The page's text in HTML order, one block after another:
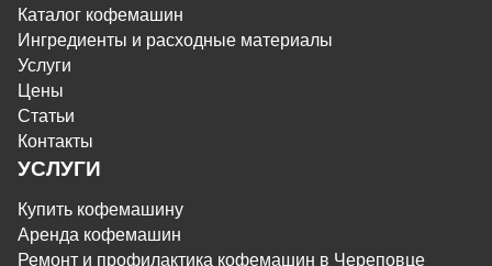
Каталог кофемашин
Ингредиенты и расходные материалы
Услуги
Цены
Статьи
Контакты
УСЛУГИ
Купить кофемашину
Аренда кофемашин
Ремонт и профилактика кофемашин в Череповце